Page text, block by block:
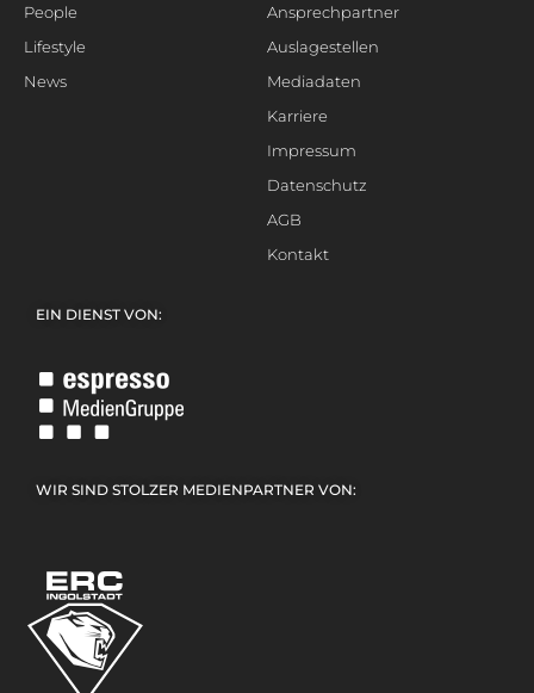
People
Lifestyle
News
Ansprechpartner
Auslagestellen
Mediadaten
Karriere
Impressum
Datenschutz
AGB
Kontakt
EIN DIENST VON:
WIR SIND STOLZER MEDIENPARTNER VON: